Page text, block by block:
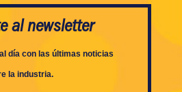
al newsletter
día con las últimas noticias
la industria.